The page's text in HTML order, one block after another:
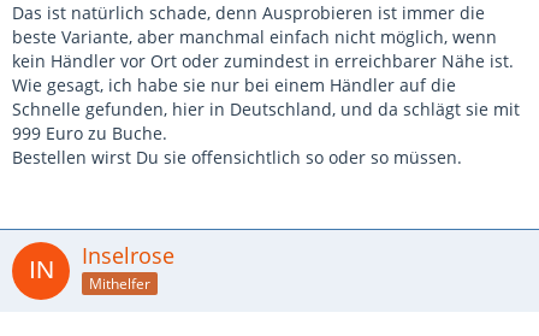
Das ist natürlich schade, denn Ausprobieren ist immer die
beste Variante, aber manchmal einfach nicht möglich, wenn
kein Händler vor Ort oder zumindest in erreichbarer Nähe ist.
Wie gesagt, ich habe sie nur bei einem Händler auf die
Schnelle gefunden, hier in Deutschland, und da schlägt sie mit
999 Euro zu Buche.
Bestellen wirst Du sie offensichtlich so oder so müssen.
Inselrose
Mithelfer